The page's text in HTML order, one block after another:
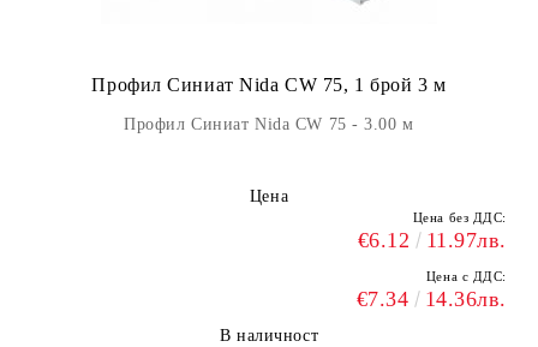
Профил Синиат Nida CW 75, 1 брой 3 м
Профил Синиат Nida CW 75 - 3.00 м
Цена
Цена без ДДС:
€6.12 11.97лв.
Цена с ДДС:
€7.34 14.36лв.
В наличност